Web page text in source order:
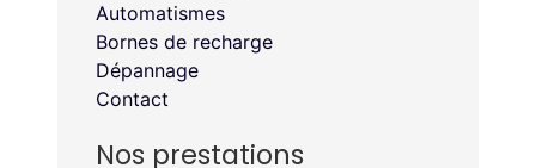
Automatismes
Bornes de recharge
Dépannage
Contact
Nos prestations